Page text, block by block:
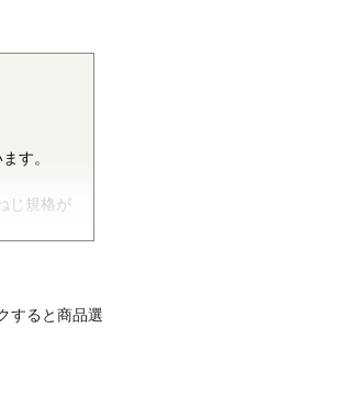
す。
じ規格が
チ（ねじ
メートル
ピッチ表
すると商品選